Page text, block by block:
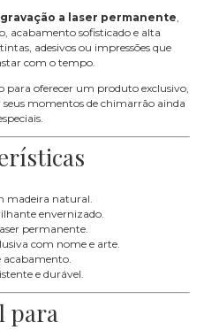
gravação a laser permanente,
acabamento sofisticado e alta
adesivos ou impressões que
com o tempo.
para oferecer um produto exclusivo,
momentos de chimarrão ainda
madeira natural.
envernizado.
permanente.
com nome e arte.
acabamento.
e durável.
para